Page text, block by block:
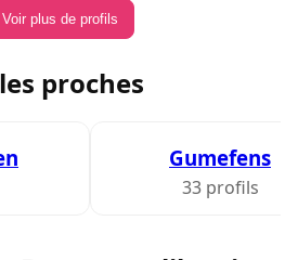
Voir plus de profils
proches
Gumefens
33 profils